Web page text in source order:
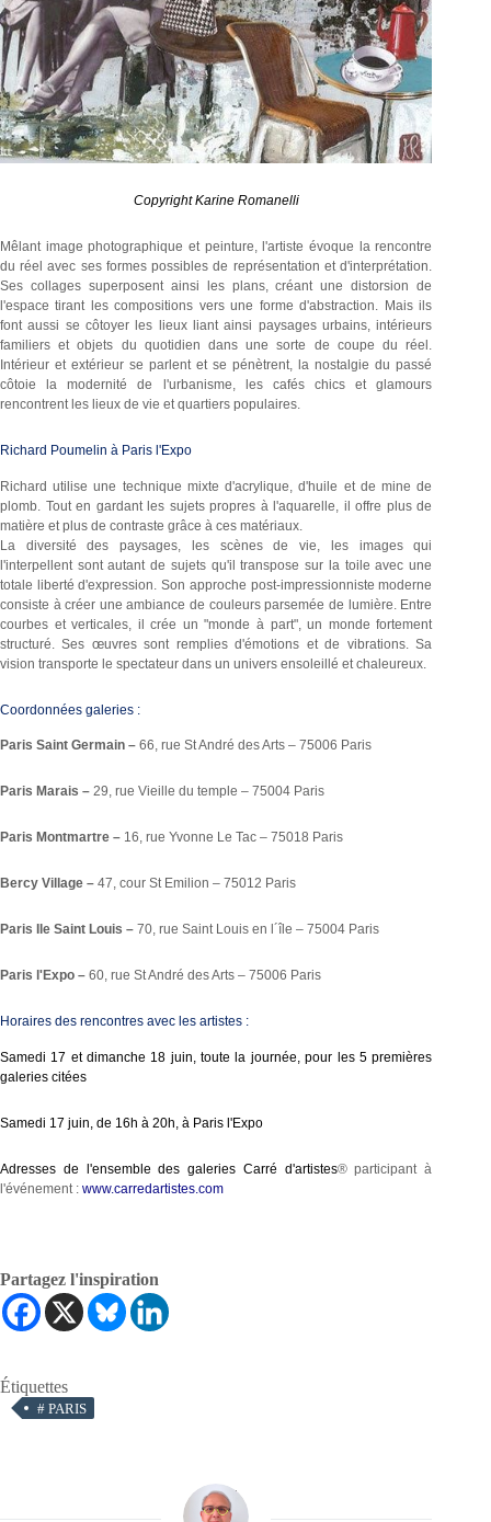
Copyright Karine Romanelli
Mêlant image photographique et peinture, l'artiste évoque la rencontre
du réel avec ses formes possibles de représentation et d'interprétation.
Ses collages superposent ainsi les plans, créant une distorsion de
l'espace tirant les compositions vers une forme d'abstraction. Mais ils
font aussi se côtoyer les lieux liant ainsi paysages urbains, intérieurs
familiers et objets du quotidien dans une sorte de coupe du réel.
Intérieur et extérieur se parlent et se pénètrent, la nostalgie du passé
côtoie la modernité de l'urbanisme, les cafés chics et glamours
rencontrent les lieux de vie et quartiers populaires.
Richard Poumelin à Paris l'Expo
Richard utilise une technique mixte d'acrylique, d'huile et de mine de
plomb. Tout en gardant les sujets propres à l'aquarelle, il offre plus de
matière et plus de contraste grâce à ces matériaux.
La diversité des paysages, les scènes de vie, les images qui
l'interpellent sont autant de sujets qu'il transpose sur la toile avec une
totale liberté d'expression. Son approche post-impressionniste moderne
consiste à créer une ambiance de couleurs parsemée de lumière. Entre
courbes et verticales, il crée un "monde à part", un monde fortement
structuré. Ses œuvres sont remplies d'émotions et de vibrations. Sa
vision transporte le spectateur dans un univers ensoleillé et chaleureux.
Coordonnées galeries :
Paris Saint Germain – 66, rue St André des Arts – 75006 Paris
Paris Marais – 29, rue Vieille du temple – 75004 Paris
Paris Montmartre – 16, rue Yvonne Le Tac – 75018 Paris
Bercy Village – 47, cour St Emilion – 75012 Paris
Paris Ile Saint Louis – 70, rue Saint Louis en l´île – 75004 Paris
Paris l'Expo – 60, rue St André des Arts – 75006 Paris
Horaires des rencontres avec les artistes :
Samedi 17 et dimanche 18 juin, toute la journée, pour les 5 premières
galeries citées
Samedi 17 juin, de 16h à 20h, à Paris l'Expo
Adresses de l'ensemble des galeries Carré d'artistes® participant à
l'événement : www.carredartistes.com
Partagez l'inspiration
Étiquettes
# PARIS